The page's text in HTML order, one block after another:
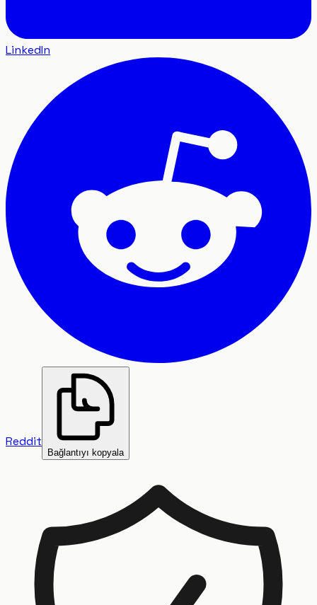
LinkedIn
Reddit
Bağlantıyı kopyala